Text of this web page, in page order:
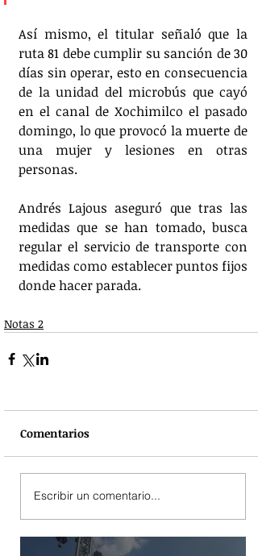
Así mismo, el titular señaló que la
ruta 81 debe cumplir su sanción de 30
días sin operar, esto en consecuencia
de la unidad del microbús que cayó
en el canal de Xochimilco el pasado
domingo, lo que provocó la muerte de
una mujer y lesiones en otras
personas.
Andrés Lajous aseguró que tras las
medidas que se han tomado, busca
regular el servicio de transporte con
medidas como establecer puntos fijos
donde hacer parada.
Notas 2
Comentarios
Escribir un comentario...